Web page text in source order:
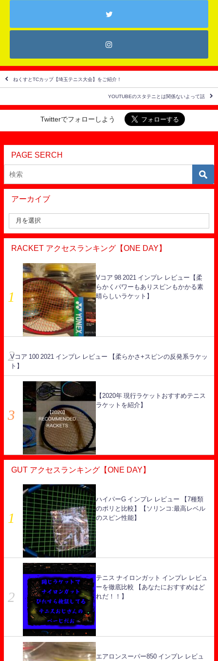
ねくすとTCカップ【埼玉テニス大会】をご紹介！
YOUTUBEのスタテニとは関係ないよって話
Twitterでフォローしよう
PAGE SERCH
アーカイブ
RACKET アクセスランキング【ONE DAY】
Vコア 98 2021 インプレ レビュー【柔
らかくパワーもありスピンもかかる素
晴らしいラケット】
Vコア 100 2021 インプレ レビュー 【柔らかさ+スピンの反発系ラケッ
ト】
【2020年 現行ラケットおすすめテニス
ラケットを紹介】
GUT アクセスランキング【ONE DAY】
ハイパーG インプレ レビュー 【7種類
のポリと比較】【ソリンコ:最高レベル
のスピン性能】
テニス ナイロンガット インプレ レビュ
ーを徹底比較 【あなたにおすすめはど
れだ！！】
エアロンスーパー850 インプレ レビュ